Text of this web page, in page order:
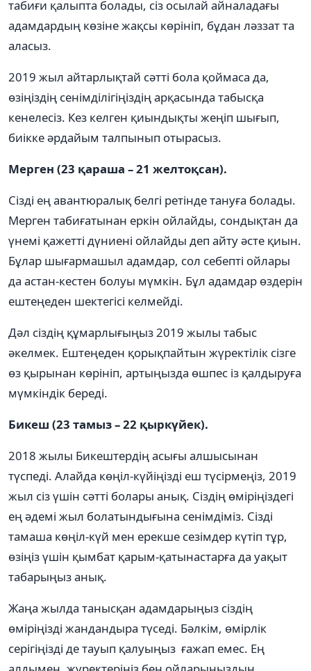
табиғи қалыпта болады, сіз осылай айналадағы
адамдардың көзіне жақсы көрініп, бұдан ләззат та
аласыз.
2019 жыл айтарлықтай сәтті бола қоймаса да,
өзіңіздің сенімділігіңіздің арқасында табысқа
кенелесіз. Кез келген қиындықты жеңіп шығып,
биікке әрдайым талпынып отырасыз.
Мерген (23 қараша – 21 желтоқсан).
Сізді ең авантюралық белгі ретінде тануға болады.
Мерген табиғатынан еркін ойлайды, сондықтан да
үнемі қажетті дүниені ойлайды деп айту әсте қиын.
Бұлар шығармашыл адамдар, сол себепті ойлары
да астан-кестен болуы мүмкін. Бұл адамдар өздерін
ештеңеден шектегісі келмейді.
Дәл сіздің құмарлығыңыз 2019 жылы табыс
әкелмек. Ештеңеден қорықпайтын жүректілік сізге
өз қырынан көрініп, артыңызда өшпес із қалдыруға
мүмкіндік береді.
Бикеш (23 тамыз – 22 қыркүйек).
2018 жылы Бикештердің асығы алшысынан
түспеді. Алайда көңіл-күйіңізді еш түсірмеңіз, 2019
жыл сіз үшін сәтті болары анық. Сіздің өміріңіздегі
ең әдемі жыл болатындығына сенімдіміз. Сізді
тамаша көңіл-күй мен ерекше сезімдер күтіп тұр,
өзіңіз үшін қымбат қарым-қатынастарға да уақыт
табарыңыз анық.
Жаңа жылда танысқан адамдарыңыз сіздің
өміріңізді жандандыра түседі. Бәлкім, өмірлік
серігіңізді де тауып қалуыңыз ғажап емес. Ең